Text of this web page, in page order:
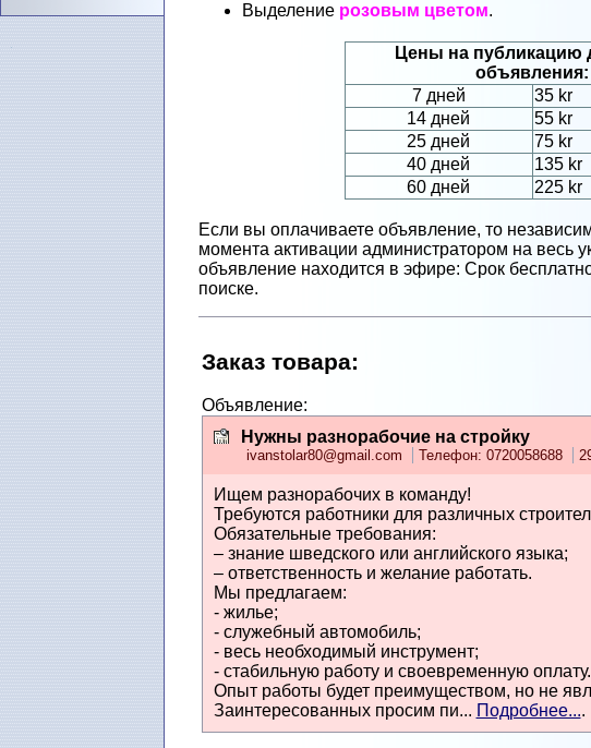
Выделение розовым цветом.
Цены на публикацию
объявления:
7 дней
35 kr
14 дней
55 kr
25 дней
75 kr
40 дней
135 kr
60 дней
225 kr
Если вы оплачиваете объявление, то
момента активации администратором на весь
объявление находится в эфире: Срок
поиске.
Заказ товарa:
Объявление:
Нужны разнорабочие на стройку
ivanstolar80@gmail.com Телефон: 0720058688
Ищем разнорабочих в команду!
Требуются работники для различных
Обязательные требования:
– знание шведского или английского языка;
– ответственность и желание работать.
Мы предлагаем:
- жилье;
- служебный автомобиль;
- весь необходимый инструмент;
- стабильную работу и своевременную оплату.
Опыт работы будет преимуществом, но не
Заинтересованных просим пи... Подробнее....